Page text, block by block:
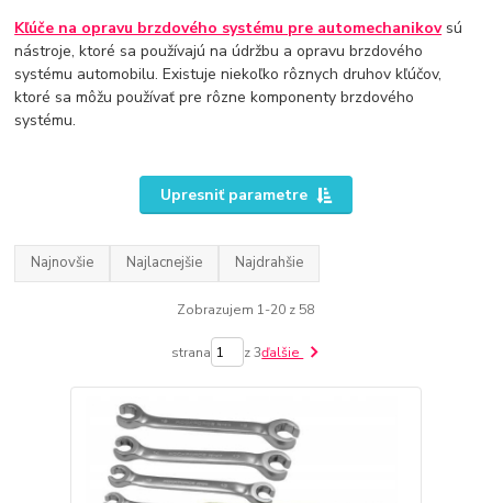
Kľúče na opravu brzdového systému pre automechanikovsú
nástroje, ktoré sa používajú na údržbu a opravu brzdového
systému automobilu. Existuje niekoľko rôznych druhov kľúčov,
ktoré sa môžu používať pre rôzne komponenty brzdového
systému.
Upresniť parametre
Najnovšie Najlacnejšie Najdrahšie
Zobrazujem 1-20 z 58
strana z 3ďalšie